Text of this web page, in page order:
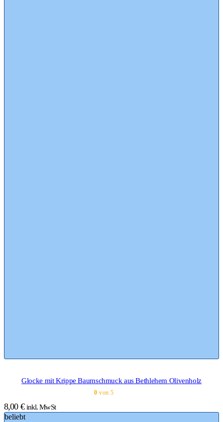
Glocke mit Krippe Baumschmuck aus Bethlehem Olivenholz
0 von 5
8,00 € inkl. MwSt
beliebt